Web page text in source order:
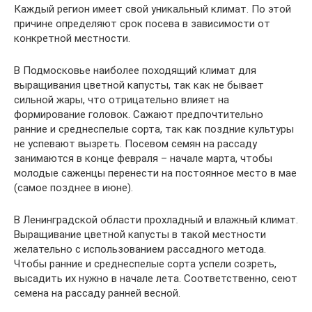
Каждый регион имеет свой уникальный климат. По этой
причине определяют срок посева в зависимости от
конкретной местности.
В Подмосковье наиболее походящий климат для
выращивания цветной капусты, так как не бывает
сильной жары, что отрицательно влияет на
формирование головок. Сажают предпочтительно
ранние и среднеспелые сорта, так как поздние культуры
не успевают вызреть. Посевом семян на рассаду
занимаются в конце февраля – начале марта, чтобы
молодые саженцы перенести на постоянное место в мае
(самое позднее в июне).
В Ленинградской области прохладный и влажный климат.
Выращивание цветной капусты в такой местности
желательно с использованием рассадного метода.
Чтобы ранние и среднеспелые сорта успели созреть,
высадить их нужно в начале лета. Соответственно, сеют
семена на рассаду ранней весной.